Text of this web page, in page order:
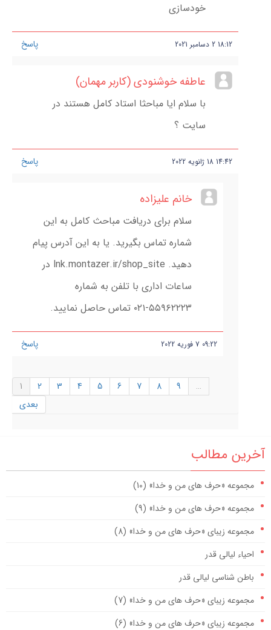
خودسازی
پاسخ 18:12
2 دسامبر 2021
عاطفه خوشنودی (کاربر مهمان)
با سلام ایا مباحثا استاد کامل هستند در
سایت ؟
پاسخ 14:42
18 ژانویه 2022
خانم علیزاده
سلام برای دریافت مباحث کامل به این
شماره تماس بگیرید. یا به این آدرس پیام
دهید. lnk.montazer.ir/shop_site در
ساعات اداری با تلفن به شماره
۵۵۹۶۲۲۲۳-۰۲۱ تماس حاصل نمایید.
پاسخ 09:22
7 فوریه 2022
1 2 3 4 5 6 7 8 9
…
بعدی
آخرین مطالب
مجموعه «حرف های من و خدا» (10)
مجموعه «حرف های من و خدا» (9)
مجموعه زیبای «حرف های من و خدا» (8)
احیاء لیالی قدر
باطن شناسی لیالی قدر
مجموعه زیبای «حرف های من و خدا» (7)
مجموعه زیبای «حرف های من و خدا» (6)